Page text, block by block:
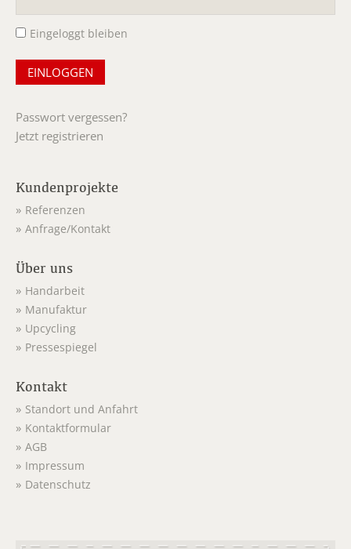
Eingeloggt bleiben
Passwort vergessen?
Jetzt registrieren
Kundenprojekte
Referenzen
Anfrage/Kontakt
Über uns
Handarbeit
Manufaktur
Upcycling
Pressespiegel
Kontakt
Standort und Anfahrt
Kontaktformular
AGB
Impressum
Datenschutz